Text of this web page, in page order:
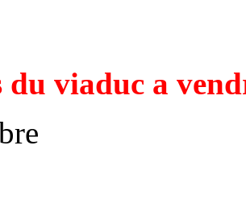
du viaduc a